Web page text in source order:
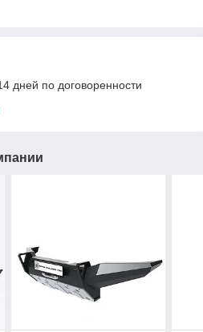
дней по договоренности